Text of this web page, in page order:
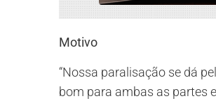
Motivo
“Nossa paralisação se dá
bom para ambas as partes